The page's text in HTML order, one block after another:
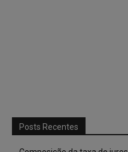
Posts Recentes